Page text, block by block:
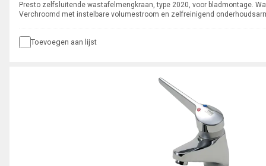
Presto zelfsluitende wastafelmengkraan, type 2020, voor bladmontage.
Verchroomd met instelbare volumestroom en zelfreinigend
Toevoegen aan lijst